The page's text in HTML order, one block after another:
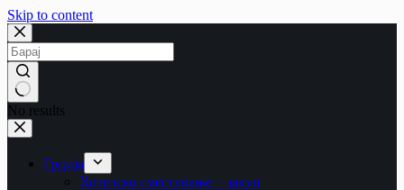
Skip to content
No results
Грција
Хотелско сместување – закуп